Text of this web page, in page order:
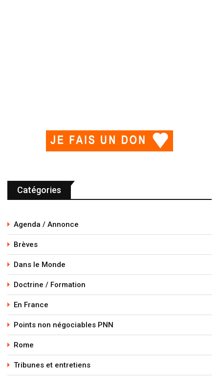
Catégories
Agenda / Annonce
Brèves
Dans le Monde
Doctrine / Formation
En France
Points non négociables PNN
Rome
Tribunes et entretiens